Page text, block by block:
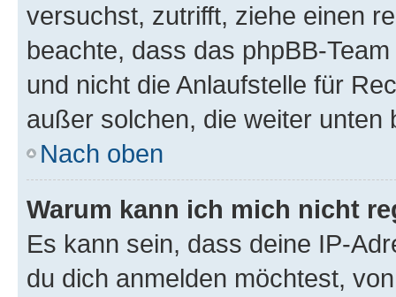
versuchst, zutrifft, ziehe einen
beachte, dass das phpBB-
und nicht die Anlaufstelle für
außer solchen, die weiter unten
Nach oben
Warum kann ich mich nicht
Es kann sein, dass deine IP-
du dich anmelden möchtest,